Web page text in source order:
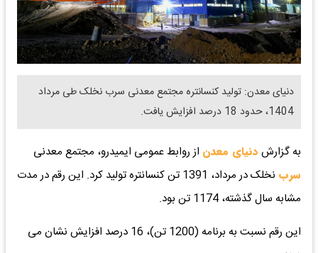
دنیای معدن: تولید کنسانتره مجتمع معدنی سرب نخلک طی مرداد
1404، حدود 18 درصد افزایش یافت.
به گزارش دنیای معدن از روابط عمومی ایمیدرو، مجتمع معدنی
سرب
نخلک در مرداد، 1391 تن کنسانتره تولید کرد. این رقم در مدت
مشابه سال گذشته، 1174 تن بود.
این رقم نسبت به برنامه (1200 تن)، 16 درصد افزایش نشان می